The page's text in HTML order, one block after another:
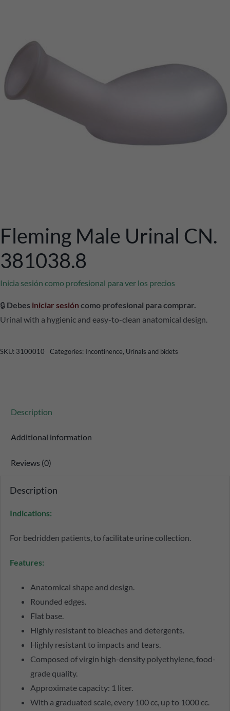
Fleming Male Urinal CN.
381038.8
Inicia sesión como profesional para ver los precios
🔒 Debes iniciar sesión como profesional para comprar.
Urinal with a hygienic and easy-to-clean anatomical design.
SKU: 3100010 Categories: Incontinence, Urinals and bidets
Description
Additional information
Reviews (0)
Description
Indications:
For bedridden patients, to facilitate urine collection.
Features:
Anatomical shape and design.
Rounded edges.
Flat base.
Highly resistant to bleaches and detergents.
Highly resistant to impacts and tears.
Composed of virgin high-density polyethylene, food-
grade quality.
Approximate capacity: 1 liter.
With a graduated scale, every 100 cc, up to 1000 cc.